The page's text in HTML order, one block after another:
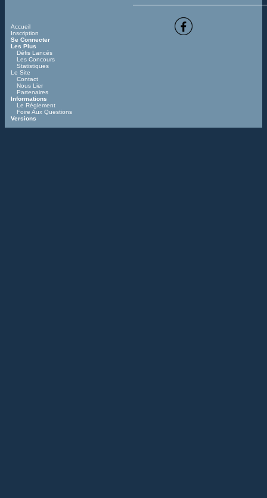
Accueil
Inscription
Se Connecter
Les Plus
Défis Lancés
Les Concours
Statistiques
Le Site
Contact
Nous Lier
Partenaires
Informations
Le Réglement
Foire Aux Questions
Versions